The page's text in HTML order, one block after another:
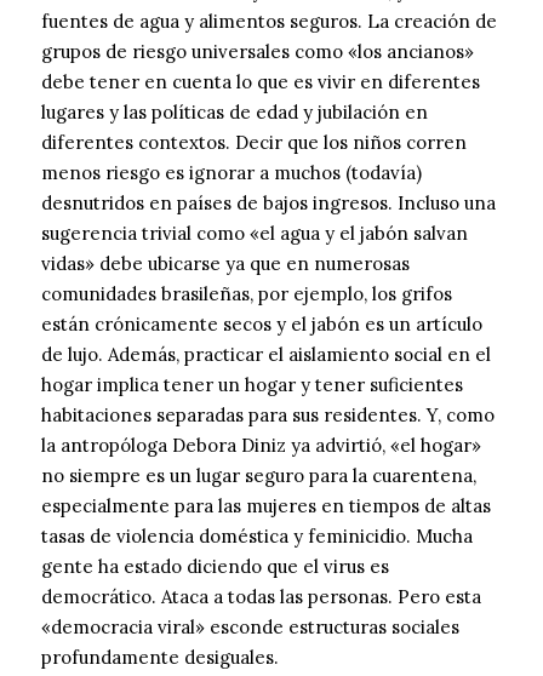
fuentes de agua y alimentos seguros. La creación de
grupos de riesgo universales como «los ancianos»
debe tener en cuenta lo que es vivir en diferentes
lugares y las políticas de edad y jubilación en
diferentes contextos. Decir que los niños corren
menos riesgo es ignorar a muchos (todavía)
desnutridos en países de bajos ingresos. Incluso una
sugerencia trivial como «el agua y el jabón salvan
vidas» debe ubicarse ya que en numerosas
comunidades brasileñas, por ejemplo, los grifos
están crónicamente secos y el jabón es un artículo
de lujo. Además, practicar el aislamiento social en el
hogar implica tener un hogar y tener suficientes
habitaciones separadas para sus residentes. Y, como
la antropóloga Debora Diniz ya advirtió, «el hogar»
no siempre es un lugar seguro para la cuarentena,
especialmente para las mujeres en tiempos de altas
tasas de violencia doméstica y feminicidio. Mucha
gente ha estado diciendo que el virus es
democrático. Ataca a todas las personas. Pero esta
«democracia viral» esconde estructuras sociales
profundamente desiguales.